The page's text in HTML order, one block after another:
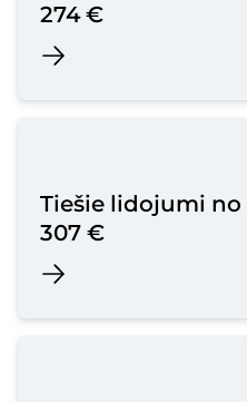
274 €
Tiešie lidojumi no
307 €